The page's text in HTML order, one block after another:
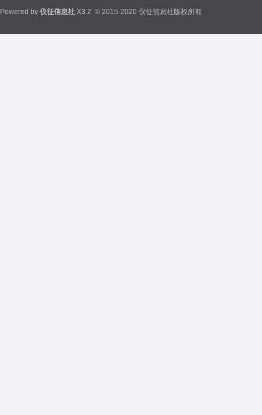
Powered by 仪征信息社 X3.2 © 2015-2020 仪征信息社版权所有